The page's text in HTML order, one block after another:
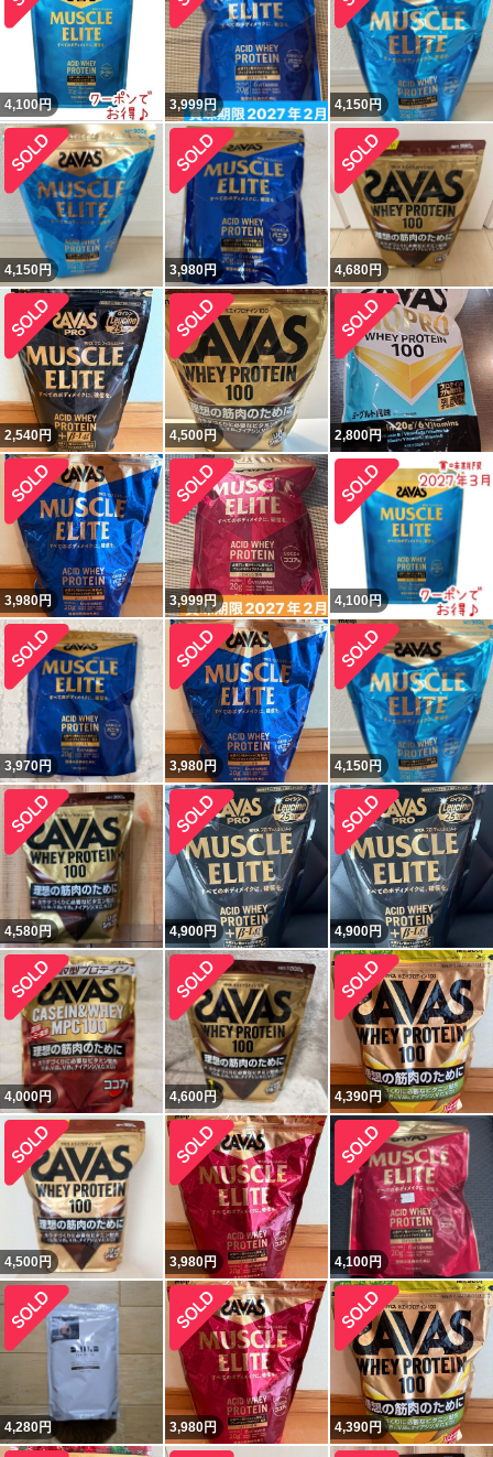
4,100円 3,999円 4,150円
4,150円 3,980円 4,680円
2,540円 4,500円 2,800円
3,980円 3,999円 4,100円
3,970円 3,980円 4,150円
4,580円 4,900円 4,900円
4,000円 4,600円 4,390円
4,500円 3,980円 4,100円
4,280円 3,980円 4,390円